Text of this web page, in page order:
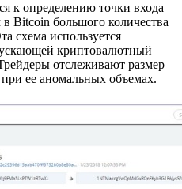
к определению точки входа
Bitcoin большого количества
схема используется
криптовалютный
отслеживают размер
ее аномальных объемах.